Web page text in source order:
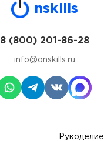
nskills
8 (800) 201-86-28
info@onskills.ru
Рукоделие